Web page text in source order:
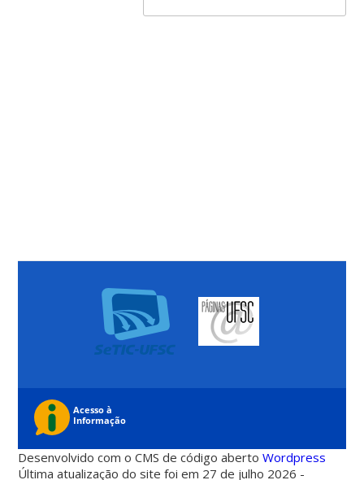
Desenvolvido com o CMS de código abertoWordpress
Última atualização do site foi em 27 de julho 2026 -